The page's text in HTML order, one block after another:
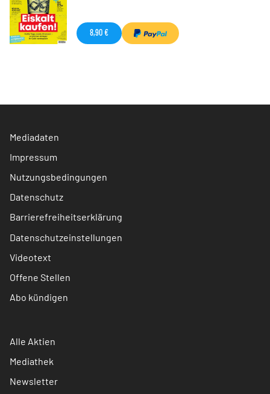
8,90 €
Mediadaten
Impressum
Nutzungsbedingungen
Datenschutz
Barrierefreiheitserklärung
Datenschutzeinstellungen
Videotext
Offene Stellen
Abo kündigen
Alle Aktien
Mediathek
Newsletter